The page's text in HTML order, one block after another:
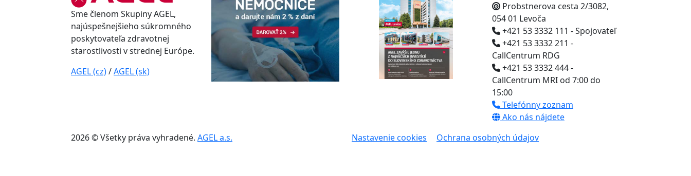
Sme členom Skupiny AGEL,
najúspešnejšieho súkromného
poskytovateľa zdravotnej
starostlivosti v strednej Európe.
AGEL (cz)/AGEL (sk)
Probstnerova cesta 2/3082,
054 01 Levoča
+421 53 3332 111 - Spojovateľ
+421 53 3332 211 -
CallCentrum RDG
+421 53 3332 444 -
CallCentrum MRI od 7:00 do
15:00
Telefónny zoznam
Ako nás nájdete
2026 © Všetky práva vyhradené. AGEL a.s. Nastavenie cookies Ochrana osobných údajov